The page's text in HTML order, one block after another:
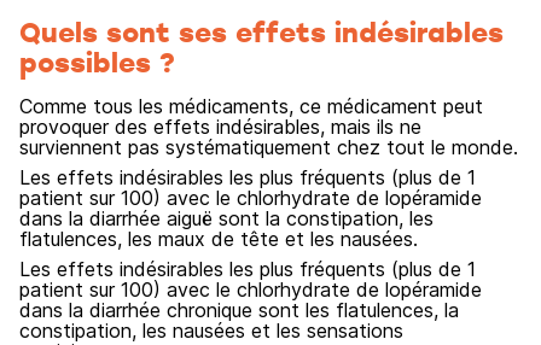
Quels sont ses effets indésirables
possibles ?
Comme tous les médicaments, ce médicament peut
provoquer des effets indésirables, mais ils ne
surviennent pas systématiquement chez tout le monde.
Les effets indésirables les plus fréquents (plus de 1
patient sur 100) avec le chlorhydrate de lopéramide
dans la diarrhée aiguë sont la constipation, les
flatulences, les maux de tête et les nausées.
Les effets indésirables les plus fréquents (plus de 1
patient sur 100) avec le chlorhydrate de lopéramide
dans la diarrhée chronique sont les flatulences, la
constipation, les nausées et les sensations